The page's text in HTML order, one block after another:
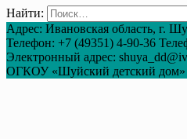
Найти:
Адрес: Ивановская область, г.
Телефон: +7 (49351) 4-90-36
Электронный адрес:
ОГКОУ «Шуйский детский